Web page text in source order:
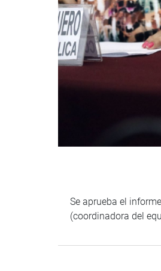
Se aprueba el
(coordinadora del